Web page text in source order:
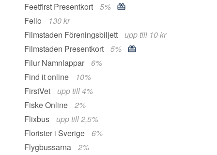
Feetfirst Presentkort
5%
Fello
130 kr
Filmstaden Föreningsbiljett
upp till 10 kr
Filmstaden Presentkort
5%
Filur Namnlappar
6%
Find it online
10%
FirstVet
upp till 4%
Fiske Online
2%
Flixbus
upp till 2,5%
Florister i Sverige
6%
Flygbussarna
2%